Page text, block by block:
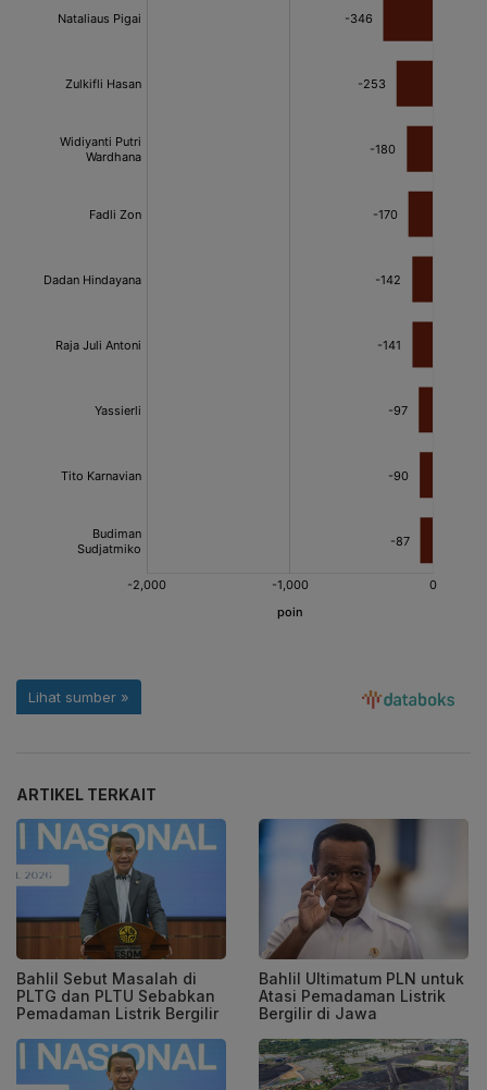
ARTIKEL TERKAIT
Bahlil Sebut Masalah di
PLTG dan PLTU Sebabkan
Pemadaman Listrik Bergilir
Bahlil Ultimatum PLN untuk
Atasi Pemadaman Listrik
Bergilir di Jawa